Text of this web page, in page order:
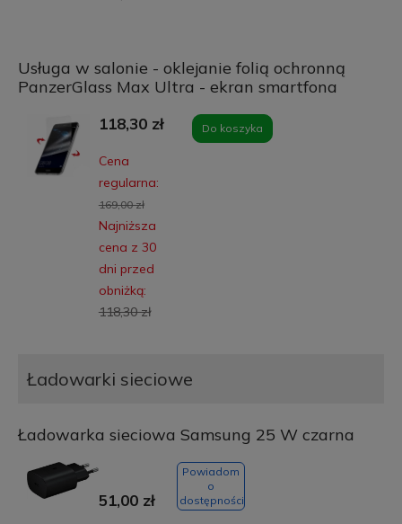
Usługa w salonie - oklejanie folią ochronną
PanzerGlass Max Ultra - ekran smartfona
118,30 zł
Cena
regularna:
169,00 zł
Najniższa
cena z 30
dni przed
obniżką:
118,30 zł
Do koszyka
Ładowarki sieciowe
Ładowarka sieciowa Samsung 25 W czarna
51,00 zł
Powiadom
o
dostępności